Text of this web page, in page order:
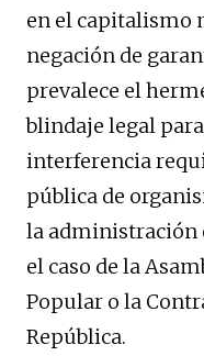
en el capitalismo
negación de
prevalece el
blindaje legal
interferencia
pública de
la administración
el caso de la
Popular o la
República.